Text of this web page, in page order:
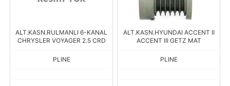
ALT.KASN.RULMANLI 6-KANAL
CHRYSLER VOYAGER 2.5 CRD
PLINE
ALT.KASN.HYUNDAI ACCENT II
ACCENT III GETZ MAT
PLINE